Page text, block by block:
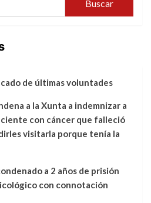
de últimas voluntades
a la Xunta a indemnizar a
con cáncer que falleció
visitarla porque tenía la
a 2 años de prisión
con connotación